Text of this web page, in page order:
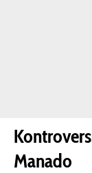
Manado